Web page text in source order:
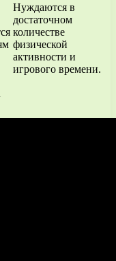
Нуждаются в
достаточном
количестве
физической
активности и
игрового времени.